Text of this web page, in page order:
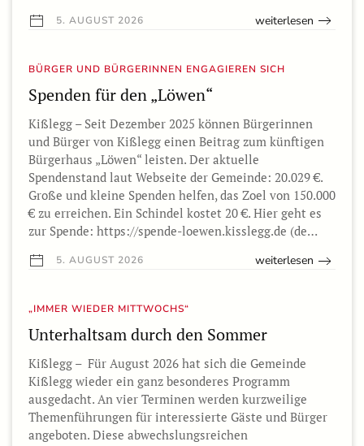
5. AUGUST 2026 weiterlesen
BÜRGER UND BÜRGERINNEN ENGAGIEREN SICH
Spenden für den „Löwen“
Kißlegg – Seit Dezember 2025 können Bürgerinnen
und Bürger von Kißlegg einen Beitrag zum künftigen
Bürgerhaus „Löwen“ leisten. Der aktuelle
Spendenstand laut Webseite der Gemeinde: 20.029 €.
Große und kleine Spenden helfen, das Zoel von 150.000
€ zu erreichen. Ein Schindel kostet 20 €. Hier geht es
zur Spende: https://spende-loewen.kisslegg.de (de…
5. AUGUST 2026 weiterlesen
„IMMER WIEDER MITTWOCHS“
Unterhaltsam durch den Sommer
Kißlegg – Für August 2026 hat sich die Gemeinde
Kißlegg wieder ein ganz besonderes Programm
ausgedacht. An vier Terminen werden kurzweilige
Themenführungen für interessierte Gäste und Bürger
angeboten. Diese abwechslungsreichen